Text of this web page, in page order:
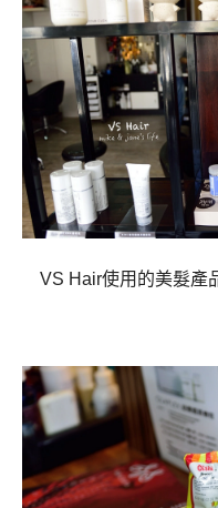
VS Hair使用的美髮產